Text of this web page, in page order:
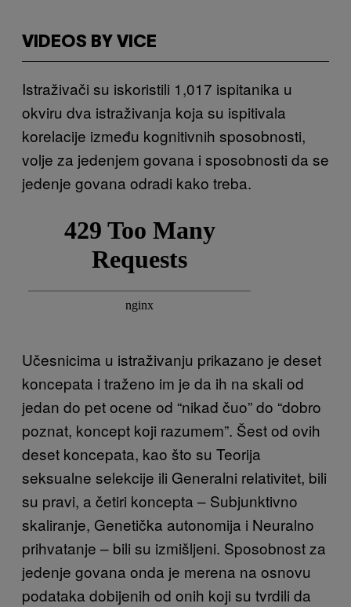
VIDEOS BY VICE
Istraživači su iskoristili 1,017 ispitanika u
okviru dva istraživanja koja su ispitivala
korelacije između kognitivnih sposobnosti,
volje za jedenjem govana i sposobnosti da se
jedenje govana odradi kako treba.
Učesnicima u istraživanju prikazano je deset
koncepata i traženo im je da ih na skali od
jedan do pet ocene od “nikad čuo” do “dobro
poznat, koncept koji razumem”. Šest od ovih
deset koncepata, kao što su Teorija
seksualne selekcije ili Generalni relativitet, bili
su pravi, a četiri koncepta – Subjunktivno
skaliranje, Genetička autonomija i Neuralno
prihvatanje – bili su izmišljeni. Sposobnost za
jedenje govana onda je merena na osnovu
podataka dobijenih od onih koji su tvrdili da